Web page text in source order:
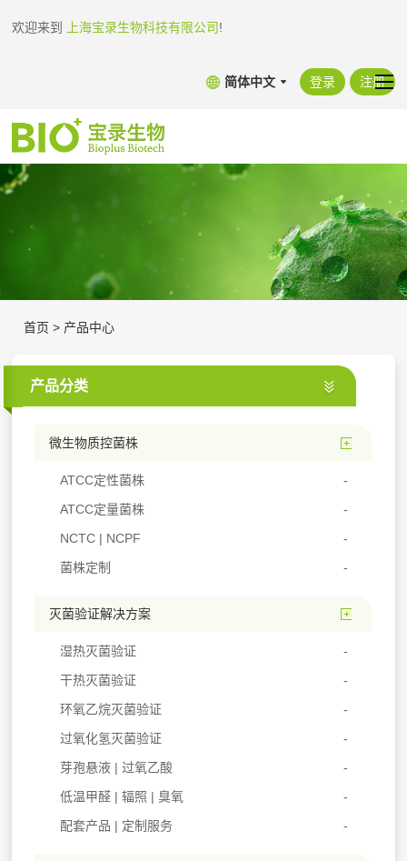
欢迎来到 上海宝录生物科技有限公司!
简体中文 登录 注册
首页 > 产品中心
产品分类
微生物质控菌株
ATCC定性菌株
ATCC定量菌株
NCTC | NCPF
菌株定制
灭菌验证解决方案
湿热灭菌验证
干热灭菌验证
环氧乙烷灭菌验证
过氧化氢灭菌验证
芽孢悬液 | 过氧乙酸
低温甲醛 | 辐照 | 臭氧
配套产品 | 定制服务